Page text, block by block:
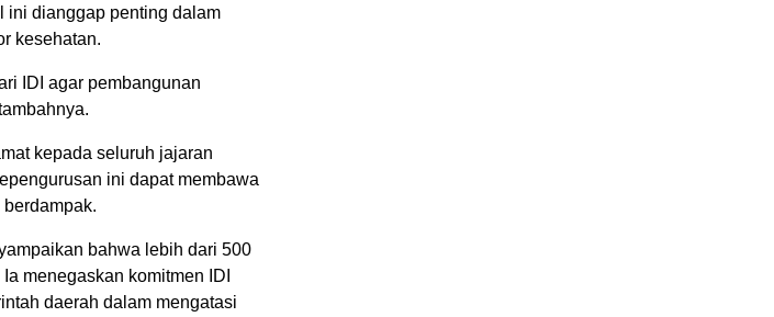
ini dianggap penting dalam
kesehatan.
IDI agar pembangunan
kepada seluruh jajaran
ini dapat membawa
bahwa lebih dari 500
menegaskan komitmen IDI
daerah dalam mengatasi